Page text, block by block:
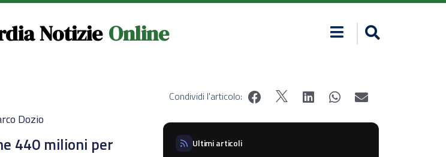
Notizie Online
Dozio
440 milioni per
Condividi l'articolo:
Ultimi articoli